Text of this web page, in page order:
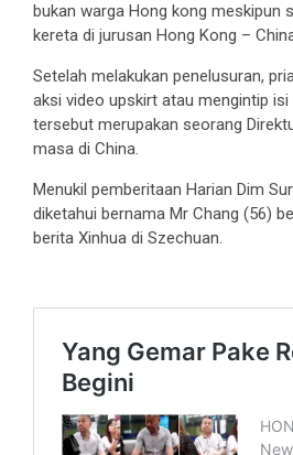
bukan warga Hong kong meskipun
kereta di jurusan Hong Kong –
Setelah melakukan penelusuran,
aksi video upskirt atau mengintip
tersebut merupakan seorang
masa di China.
Menukil pemberitaan Harian Dim
diketahui bernama Mr Chang (56)
berita Xinhua di Szechuan.